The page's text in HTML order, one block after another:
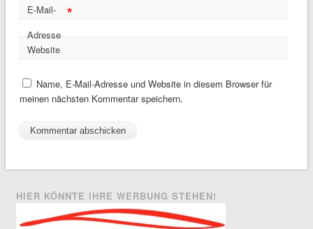
E-Mail-
Adresse
*
Website
Name, E-Mail-Adresse und Website in diesem Browser für
meinen nächsten Kommentar speichern.
HIER KÖNNTE IHRE WERBUNG STEHEN!